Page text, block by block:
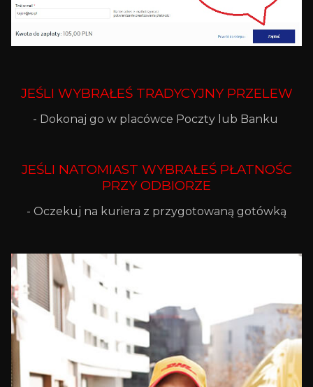
JEŚLI WYBRAŁEŚ TRADYCYJNY PRZELEW
- Dokonaj go w placówce Poczty lub Banku
JEŚLI NATOMIAST WYBRAŁEŚ PŁATNOŚC
PRZY ODBIORZE
- Oczekuj na kuriera z przygotowaną gotówką